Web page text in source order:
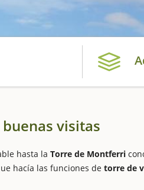
visitas
hasta la Torre de Montferri
hacía las funciones de torre de